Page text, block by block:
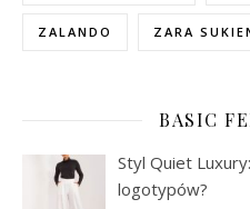
ZALANDO ZARA
BASIC
Styl Quiet
logotypów?